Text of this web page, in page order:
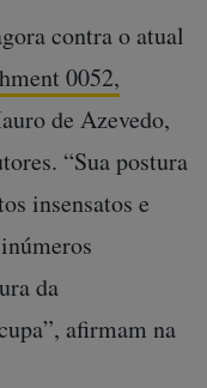
contra o atual
0052,
de Azevedo,
“Sua postura
insensatos e
da
afirmam na